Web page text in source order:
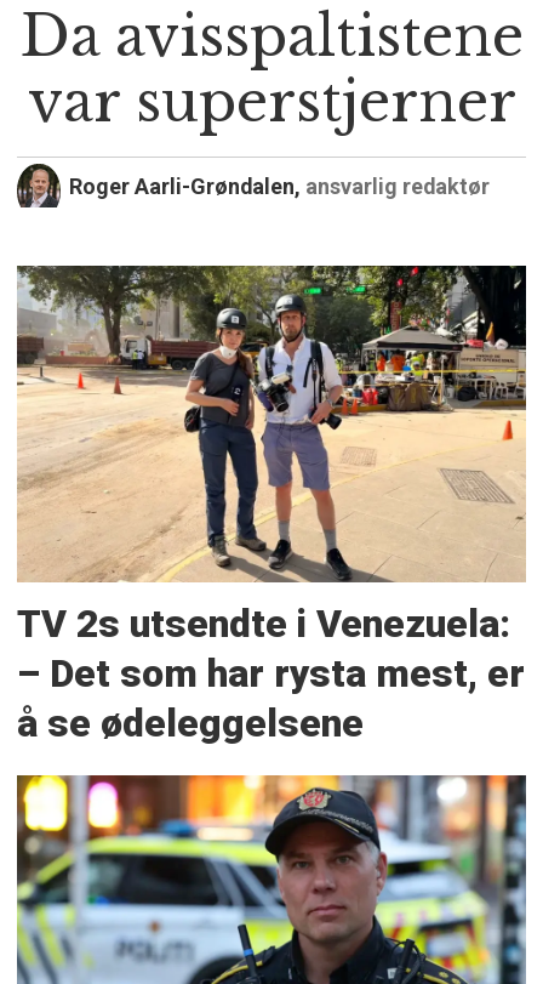
Da avisspaltistene
var superstjerner
Roger Aarli-Grøndalen, ansvarlig redaktør
TV 2s utsendte i Venezuela:
– Det som har rysta mest, er
å se ødeleggelsene